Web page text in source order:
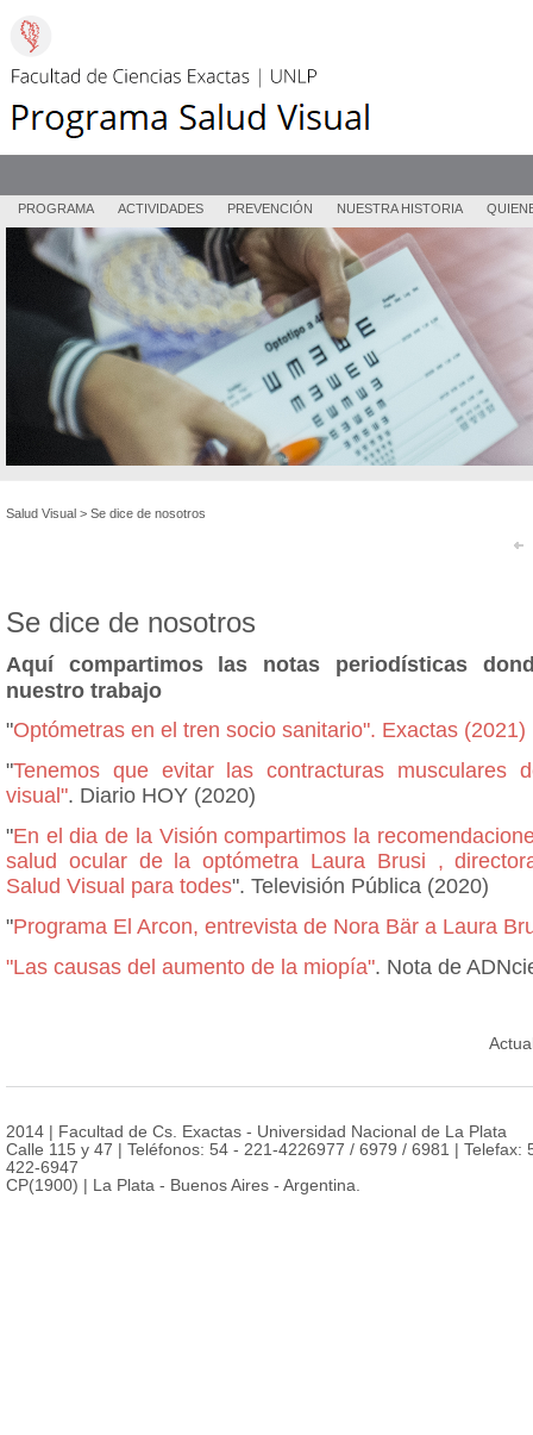
PROGRAMA ACTIVIDADES PREVENCIÓN NUESTRA HISTORIA
Salud Visual > Se dice de nosotros
Se dice de nosotros
Aquí compartimos las notas periodísticas
nuestro trabajo
"Optómetras en el tren socio sanitario". Exactas (2021)
"Tenemos que evitar las contracturas musculares
visual". Diario HOY (2020)
"En el dia de la Visión compartimos la
salud ocular de la optómetra Laura Brusi ,
Salud Visual para todes". Televisión Pública (2020)
"Programa El Arcon, entrevista de Nora Bär a Laura
"Las causas del aumento de la miopía". Nota de
2014 | Facultad de Cs. Exactas - Universidad Nacional de La Plata
Calle 115 y 47 | Teléfonos: 54 - 221-4226977 / 6979 / 6981 | Telefax:
422-6947
CP(1900) | La Plata - Buenos Aires - Argentina.